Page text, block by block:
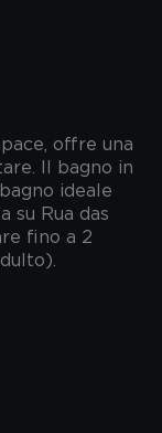
offre una
Il bagno in
ideale
su Rua das
fino a 2